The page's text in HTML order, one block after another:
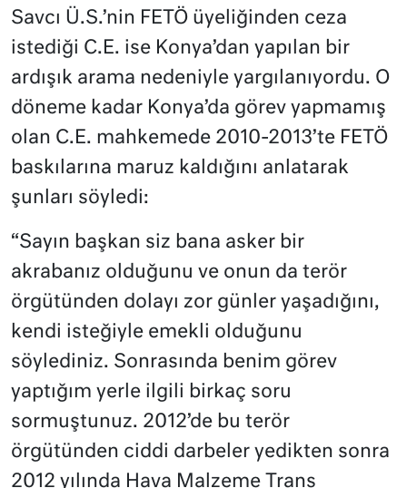
Savcı Ü.S.’nin FETÖ üyeliğinden ceza
istediği C.E. ise Konya’dan yapılan bir
ardışık arama nedeniyle yargılanıyordu. O
döneme kadar Konya’da görev yapmamış
olan C.E. mahkemede 2010-2013’te FETÖ
baskılarına maruz kaldığını anlatarak
şunları söyledi:
“Sayın başkan siz bana asker bir
akrabanız olduğunu ve onun da terör
örgütünden dolayı zor günler yaşadığını,
kendi isteğiyle emekli olduğunu
söylediniz. Sonrasında benim görev
yaptığım yerle ilgili birkaç soru
sormuştunuz. 2012’de bu terör
örgütünden ciddi darbeler yedikten sonra
2012 yılında Hava Malzeme Trans